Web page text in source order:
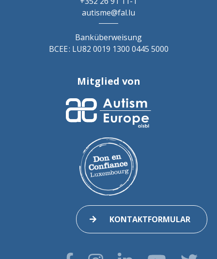
autisme@fal.lu
Banküberweisung
BCEE : LU82 0019 1300 0445 5000
Mitglied von
KONTAKTFORMULAR